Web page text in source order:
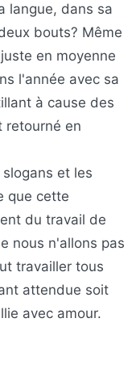
langue, dans sa
bouts? Même
en moyenne
l'année avec sa
à cause des
retourné en
et les
que cette
du travail de
nous n'allons pas
travailler tous
attendue soit
avec amour.